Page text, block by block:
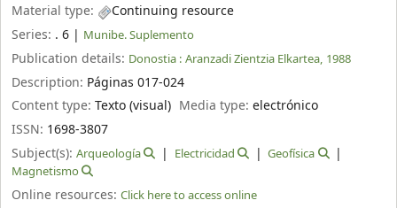
Material type:
Continuing resource
Series: . 6 | Munibe. Suplemento
Publication details: Donostia : Aranzadi Zientzia Elkartea, 1988
Description: Páginas 017-024
Content type: Texto (visual) Media type:electrónico
ISSN: 1698-3807
Subject(s): Arqueología Electricidad
Geofísica
Magnetismo
Online resources: Click here to access online